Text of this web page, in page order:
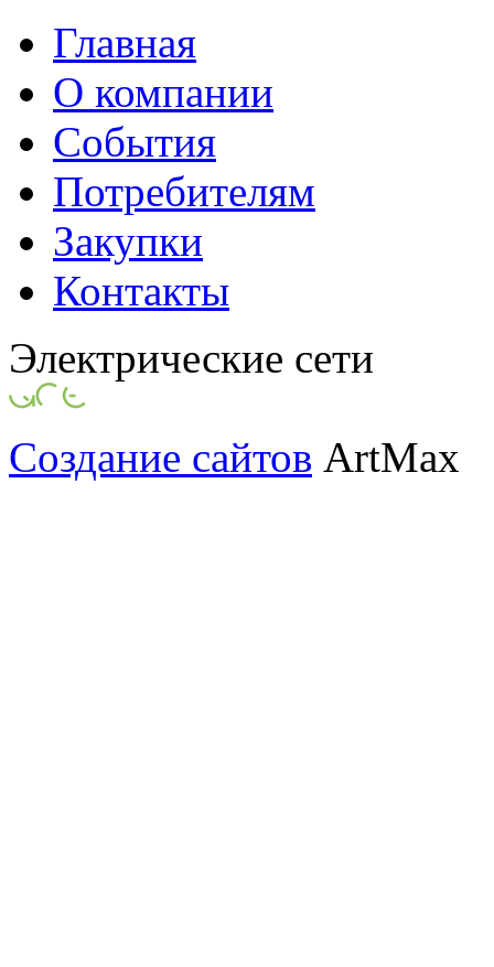
Главная
О компании
События
Потребителям
Закупки
Контакты
Электрические сети
Создание сайтов ArtMax